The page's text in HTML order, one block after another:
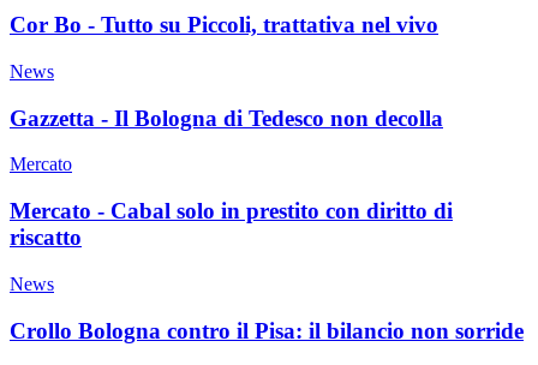
Cor Bo - Tutto su Piccoli, trattativa nel vivo
News
Gazzetta - Il Bologna di Tedesco non decolla
Mercato
Mercato - Cabal solo in prestito con diritto di
riscatto
News
Crollo Bologna contro il Pisa: il bilancio non sorride